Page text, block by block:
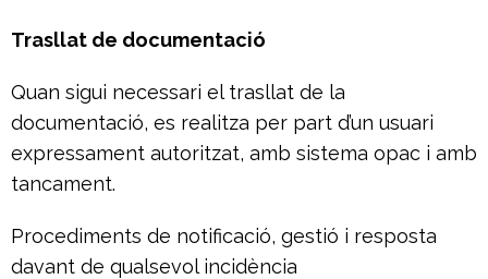
Trasllat de documentació
Quan sigui necessari el trasllat de la
documentació, es realitza per part d’un usuari
expressament autoritzat, amb sistema opac i amb
tancament.
Procediments de notificació, gestió i resposta
davant de qualsevol incidència